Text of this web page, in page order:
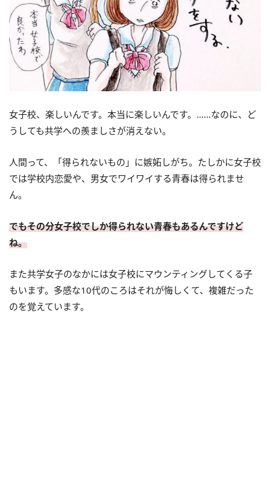
女子校、楽しいんです。本当に楽しいんです。……なのに、ど
うしても共学への羨ましさが消えない。
人間って、「得られないもの」に嫉妬しがち。たしかに女子校
では学校内恋愛や、男女でワイワイする青春は得られませ
ん。
でもその分女子校でしか得られない青春もあるんですけど
ね。
また共学女子のなかには女子校にマウンティングしてくる子
もいます。多感な10代のころはそれが悔しくて、複雑だった
のを覚えています。